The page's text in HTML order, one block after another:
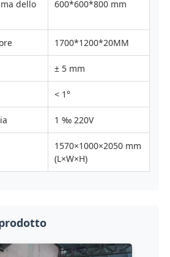
dello
600*600*800 mm
1700*1200*20MM
± 5 mm
< 1°
1 ‰ 220V
1570×1000×2050 mm
(L×W×H)